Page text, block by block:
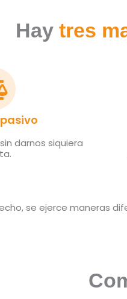
Hay tres
darnos siquiera
se ejerce maneras